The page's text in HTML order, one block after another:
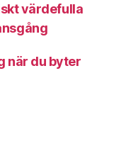
värdefulla
när du byter